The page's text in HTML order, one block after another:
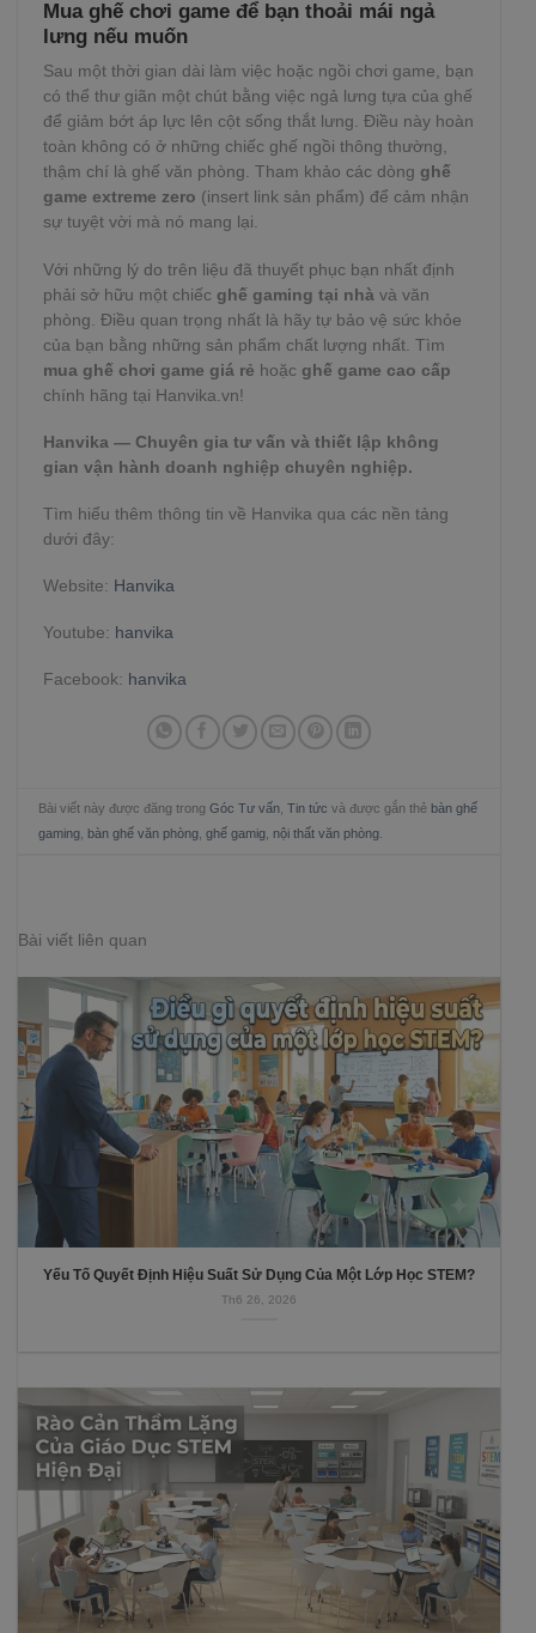
Mua ghế chơi game để bạn thoải mái ngả
lưng nếu muốn
Sau một thời gian dài làm việc hoặc ngồi chơi game, bạn
có thể thư giãn một chút bằng việc ngả lưng tựa của ghế
để giảm bớt áp lực lên cột sống thắt lưng. Điều này hoàn
toàn không có ở những chiếc ghế ngồi thông thường,
thậm chí là ghế văn phòng. Tham khảo các dòng ghế
game extreme zero (insert link sản phẩm) để cảm nhận
sự tuyệt vời mà nó mang lại.
Với những lý do trên liệu đã thuyết phục bạn nhất định
phải sở hữu một chiếc ghế gaming tại nhà và văn
phòng. Điều quan trọng nhất là hãy tự bảo vệ sức khỏe
của bạn bằng những sản phẩm chất lượng nhất. Tìm
mua ghế chơi game giá rẻ hoặc ghế game cao cấp
chính hãng tại Hanvika.vn!
Hanvika — Chuyên gia tư vấn và thiết lập không
gian vận hành doanh nghiệp chuyên nghiệp.
Tìm hiểu thêm thông tin về Hanvika qua các nền tảng
dưới đây:
Website: Hanvika
Youtube: hanvika
Facebook: hanvika
Bài viết này được đăng trong Góc Tư vấn, Tin tức và được gắn thẻ bàn ghế
gaming, bàn ghế văn phòng, ghế gamig, nội thất văn phòng.
Bài viết liên quan
Yếu Tố Quyết Định Hiệu Suất Sử Dụng Của Một Lớp Học STEM?
Th6 26, 2026